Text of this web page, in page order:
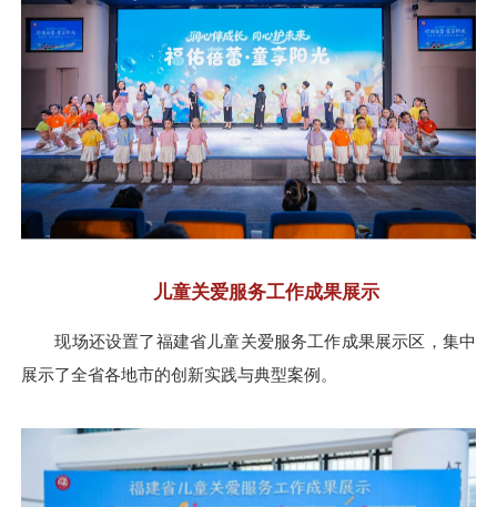
儿童关爱服务工作成果展示
现场还设置了福建省儿童关爱服务工作成果展示区，集中
展示了全省各地市的创新实践与典型案例。